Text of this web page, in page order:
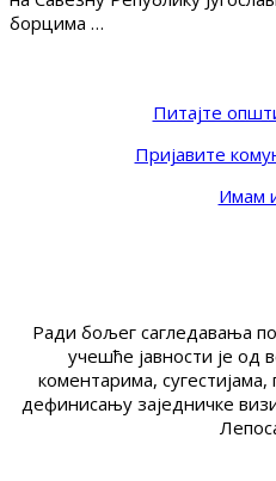
борцима …
Питајте
Пријавите
Имам
Ради бољег сагледавања
учешће јавности је од
коментарима,
дефинисању заједничке